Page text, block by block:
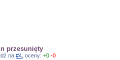
przesunięty
na#4 , oceny:+0 -0